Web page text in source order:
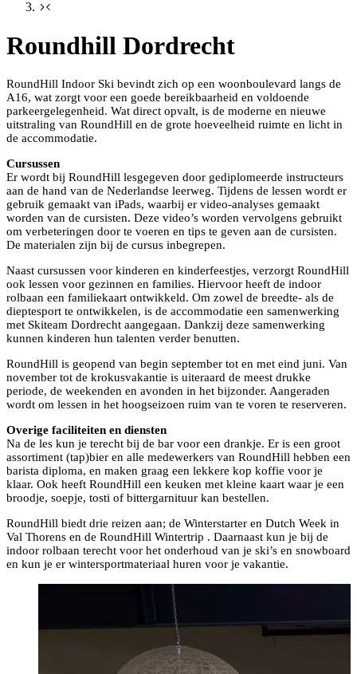
Roundhill Dordrecht
RoundHill Indoor Ski bevindt zich op een woonboulevard langs de
A16, wat zorgt voor een goede bereikbaarheid en voldoende
parkeergelegenheid. Wat direct opvalt, is de moderne en nieuwe
uitstraling van RoundHill en de grote hoeveelheid ruimte en licht in
de accommodatie.
Cursussen
Er wordt bij RoundHill lesgegeven door gediplomeerde instructeurs
aan de hand van de Nederlandse leerweg. Tijdens de lessen wordt er
gebruik gemaakt van iPads, waarbij er video-analyses gemaakt
worden van de cursisten. Deze video’s worden vervolgens gebruikt
om verbeteringen door te voeren en tips te geven aan de cursisten.
De materialen zijn bij de cursus inbegrepen.
Naast cursussen voor kinderen en kinderfeestjes, verzorgt RoundHill
ook lessen voor gezinnen en families. Hiervoor heeft de indoor
rolbaan een familiekaart ontwikkeld. Om zowel de breedte- als de
dieptesport te ontwikkelen, is de accommodatie een samenwerking
met Skiteam Dordrecht aangegaan. Dankzij deze samenwerking
kunnen kinderen hun talenten verder benutten.
RoundHill is geopend van begin september tot en met eind juni. Van
november tot de krokusvakantie is uiteraard de meest drukke
periode, de weekenden en avonden in het bijzonder. Aangeraden
wordt om lessen in het hoogseizoen ruim van te voren te reserveren.
Overige faciliteiten en diensten
Na de les kun je terecht bij de bar voor een drankje. Er is een groot
assortiment (tap)bier en alle medewerkers van RoundHill hebben een
barista diploma, en maken graag een lekkere kop koffie voor je
klaar. Ook heeft RoundHill een keuken met kleine kaart waar je een
broodje, soepje, tosti of bittergarnituur kan bestellen.
RoundHill biedt drie reizen aan; de Winterstarter en Dutch Week in
Val Thorens en de RoundHill Wintertrip . Daarnaast kun je bij de
indoor rolbaan terecht voor het onderhoud van je ski’s en snowboard
en kun je er wintersportmateriaal huren voor je vakantie.